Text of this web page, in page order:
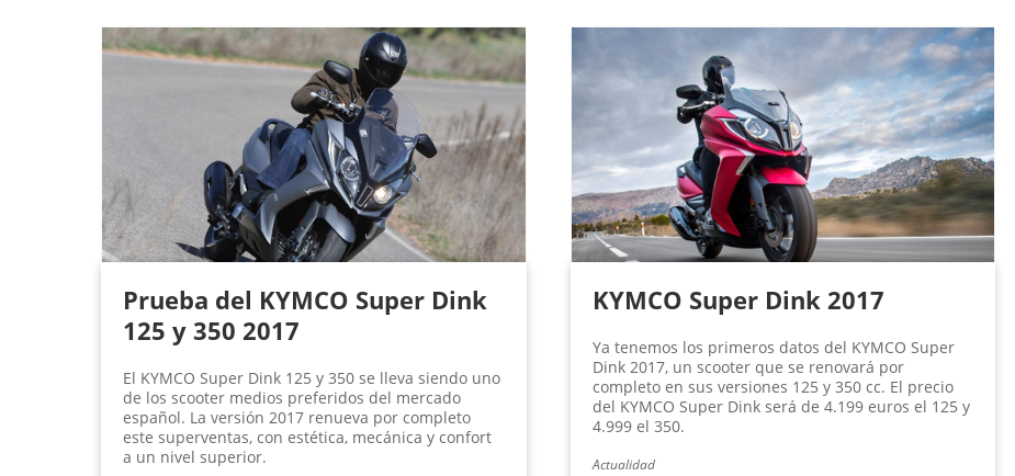
Prueba del KYMCO Super Dink
125 y 350 2017
El KYMCO Super Dink 125 y 350 se lleva siendo uno
de los scooter medios preferidos del mercado
español. La versión 2017 renueva por completo
este superventas, con estética, mecánica y confort
a un nivel superior.
KYMCO Super Dink 2017
Ya tenemos los primeros datos del KYMCO Super
Dink 2017, un scooter que se renovará por
completo en sus versiones 125 y 350 cc. El precio
del KYMCO Super Dink será de 4.199 euros el 125 y
4.999 el 350.
Actualidad